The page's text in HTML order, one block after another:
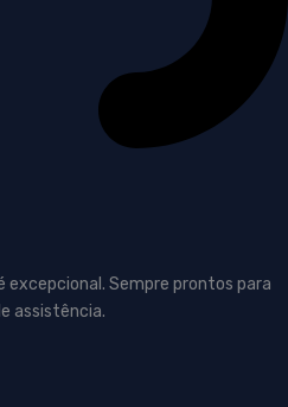
excepcional. Sempre prontos para
assistência.